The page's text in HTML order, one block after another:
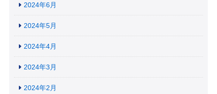
2024年6月
2024年5月
2024年4月
2024年3月
2024年2月